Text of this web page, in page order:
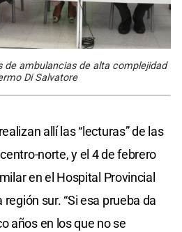
de ambulancias de alta complejidad
Di Salvatore
allí las “lecturas” de las
norte, y el 4 de febrero
en el Hospital Provincial
sur. “Si esa prueba da
años en los que no se